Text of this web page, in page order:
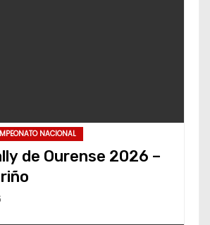
NACIONAL
de Ourense 2026 –